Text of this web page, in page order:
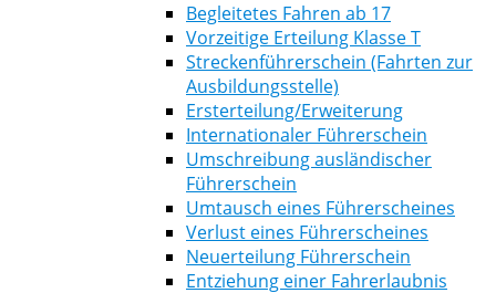
Begleitetes Fahren ab 17
Vorzeitige Erteilung Klasse T
Streckenführerschein (Fahrten zur
Ausbildungsstelle)
Ersterteilung/Erweiterung
Internationaler Führerschein
Umschreibung ausländischer
Führerschein
Umtausch eines Führerscheines
Verlust eines Führerscheines
Neuerteilung Führerschein
Entziehung einer Fahrerlaubnis